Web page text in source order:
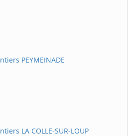
PEYMEINADE
LA COLLE-SUR-LOUP